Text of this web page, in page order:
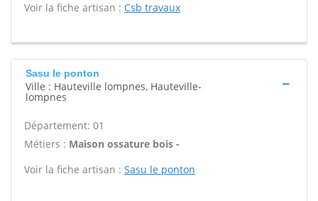
Voir la fiche artisan : Csb travaux
Sasu le ponton
Ville : Hauteville lompnes, Hauteville-
lompnes
Département: 01
Métiers : Maison ossature bois -
Voir la fiche artisan : Sasu le ponton